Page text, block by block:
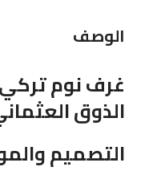
الوصف
غرف نوم
الذوق
التصميم